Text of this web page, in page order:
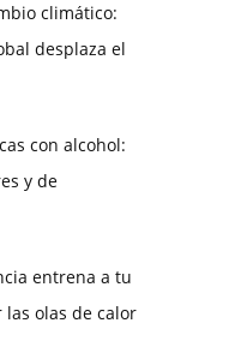
climático:
desplaza el
con alcohol:
y de
entrena a tu
olas de calor